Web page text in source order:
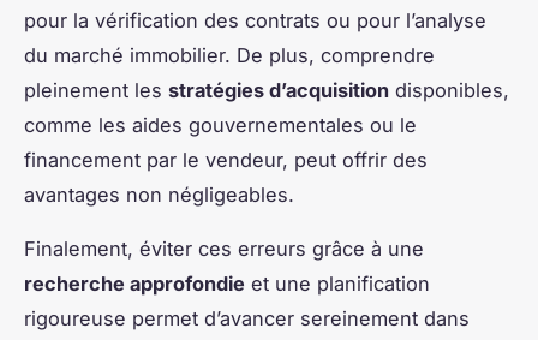
pour la vérification des contrats ou pour l’analyse
du marché immobilier. De plus, comprendre
pleinement les stratégies d’acquisition disponibles,
comme les aides gouvernementales ou le
financement par le vendeur, peut offrir des
avantages non négligeables.
Finalement, éviter ces erreurs grâce à une
recherche approfondie et une planification
rigoureuse permet d’avancer sereinement dans